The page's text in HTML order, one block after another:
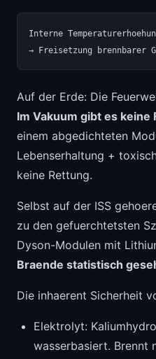
Interne
Auf der Erde: Die
Im Vakuum gibt es keine
einem abgedichteten
Lebenserhaltung +
keine Rettung.
Selbst auf der ISS
zu den gefuerchtetsten
Dyson-Modulen mit
Braende statistisch
Die inhaerent Sicherheit
Elektrolyt:
wasserbasiert. Brennt